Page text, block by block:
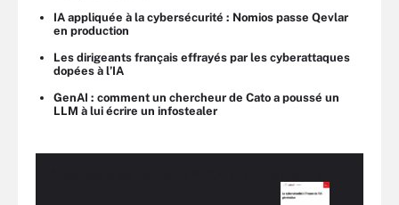
IA appliquée à la cybersécurité : Nomios passe Qevlar
en production
Les dirigeants français effrayés par les cyberattaques
dopées à l’IA
GenAI : comment un chercheur de Cato a poussé un
LLM à lui écrire un infostealer